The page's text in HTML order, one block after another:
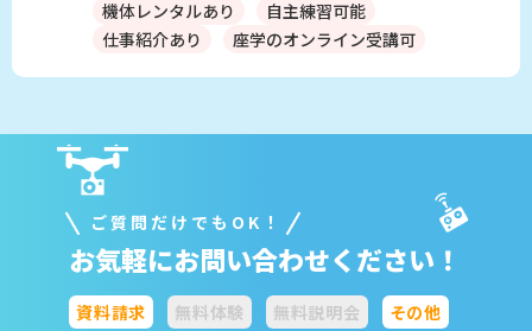
機体レンタルあり
自主練習可能
仕事紹介あり
座学のオンライン受講可
ご質問だけでもOK！
お気軽にお問い合わせください！
資料請求 無料体験 無料説明会 その他